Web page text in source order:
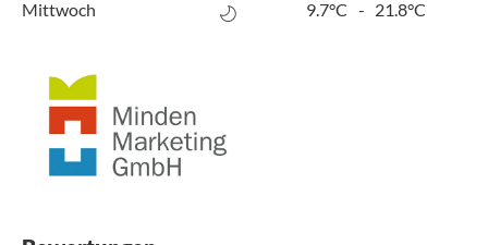
Mittwoch 9.7°C - 21.8°C